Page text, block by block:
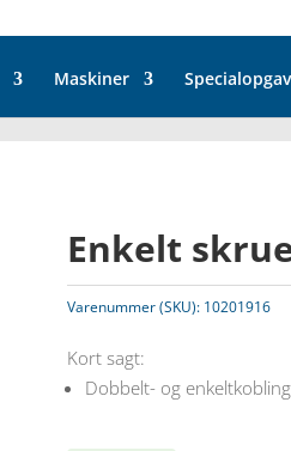
Maskiner
Enkelt
Varenummer (SKU): 10201916
Kort sagt:
Dobbelt- og